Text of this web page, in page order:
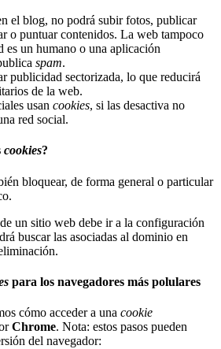
el blog, no podrá subir fotos, publicar
o puntuar contenidos. La web tampoco
es un humano o una aplicación
spam.
publicidad sectorizada, lo que reducirá
de la web.
usan cookies, si las desactiva no
red social.
cookies?
bloquear, de forma general o particular
de un sitio web debe ir a la configuración
buscar las asociadas al dominio en
para los navegadores más polulares
cómo acceder a una cookie
Chrome. Nota: estos pasos pueden
del navegador: